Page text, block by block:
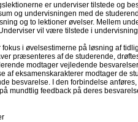
er underviser tilstede og
og undervisningen med de
og to lektioner øvelser. Mellem
vil være tilstede i
i øvelsestimerne på løsning af
præsenteres af de studerende,
modtager vejledende
af eksamenskarakterer modtager de
besvarelse. I den forbindelse
mundtlig feedback på deres